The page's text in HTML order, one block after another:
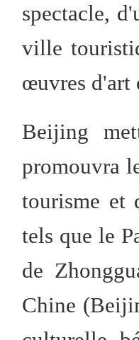
spectacle,
ville
œuvres d'art
Beijing
promouvra
tourisme et
tels que le
de
Chine